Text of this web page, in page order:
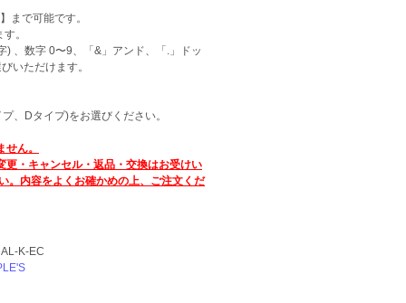
まで可能です。
。
) 、数字 0〜9、「&」アンド、「.」ドッ
いただけます。
、Dタイプ)をお選びください。
ん。
・キャンセル・返品・交換はお受けい
。内容をよくお確かめの上、ご注文くだ
K-EC